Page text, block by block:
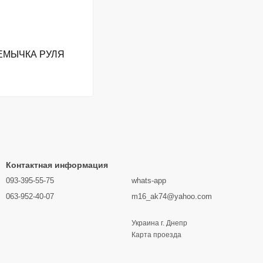
РУЛЯ
Контактная информация
093-395-55-75
063-952-40-07
whats-app
m16_ak74@yahoo.com
Украина г. Днепр
Карта проезда